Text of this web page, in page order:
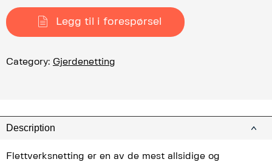
Legg til i forespørsel
Category: Gjerdenetting
Description
Flettverksnetting er en av de mest allsidige og